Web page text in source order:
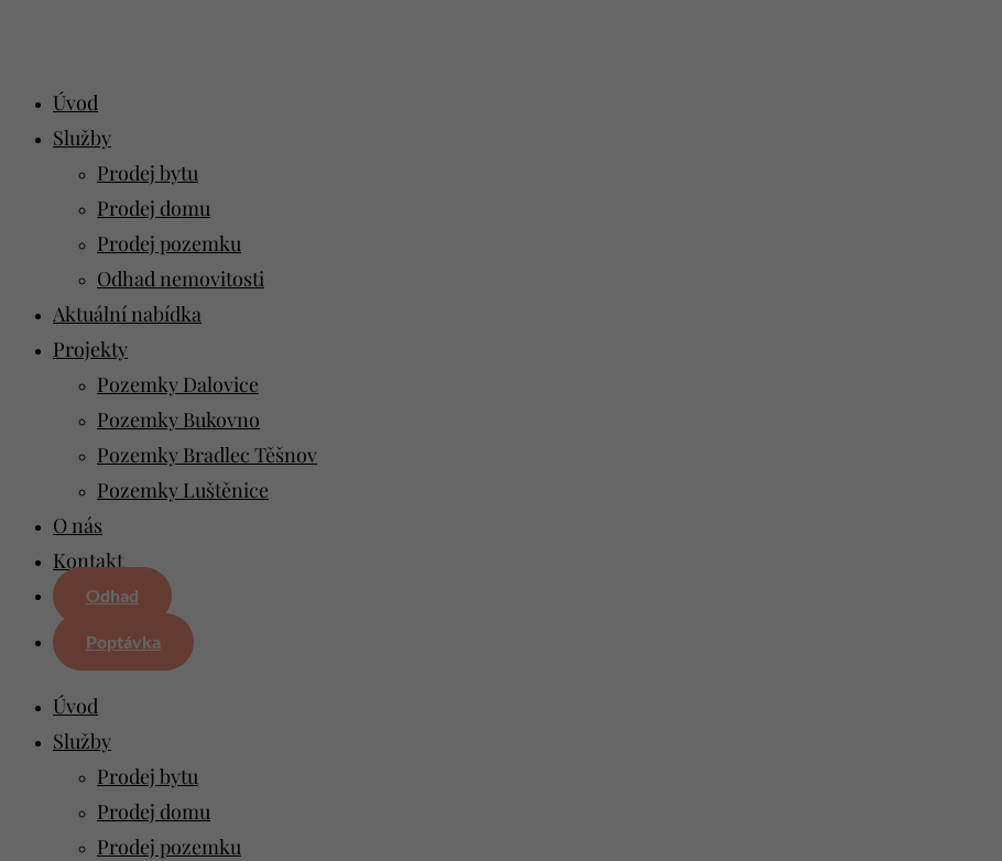
Úvod
Služby
Prodej bytu
Prodej domu
Prodej pozemku
Odhad nemovitosti
Aktuální nabídka
Projekty
Pozemky Dalovice
Pozemky Bukovno
Pozemky Bradlec Těšnov
Pozemky Luštěnice
O nás
Kontakt
Odhad
Poptávka
Úvod
Služby
Prodej bytu
Prodej domu
Prodej pozemku